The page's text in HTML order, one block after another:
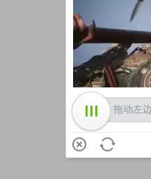
拖动左